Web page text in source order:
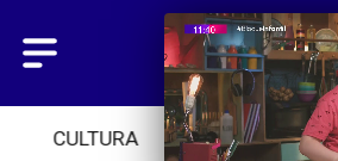
CULTURA TENDENCIAS